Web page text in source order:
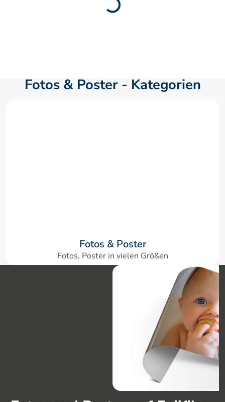
Fotos & Poster - Kategorien
Fotos & Poster
Fotos, Poster in vielen Größen